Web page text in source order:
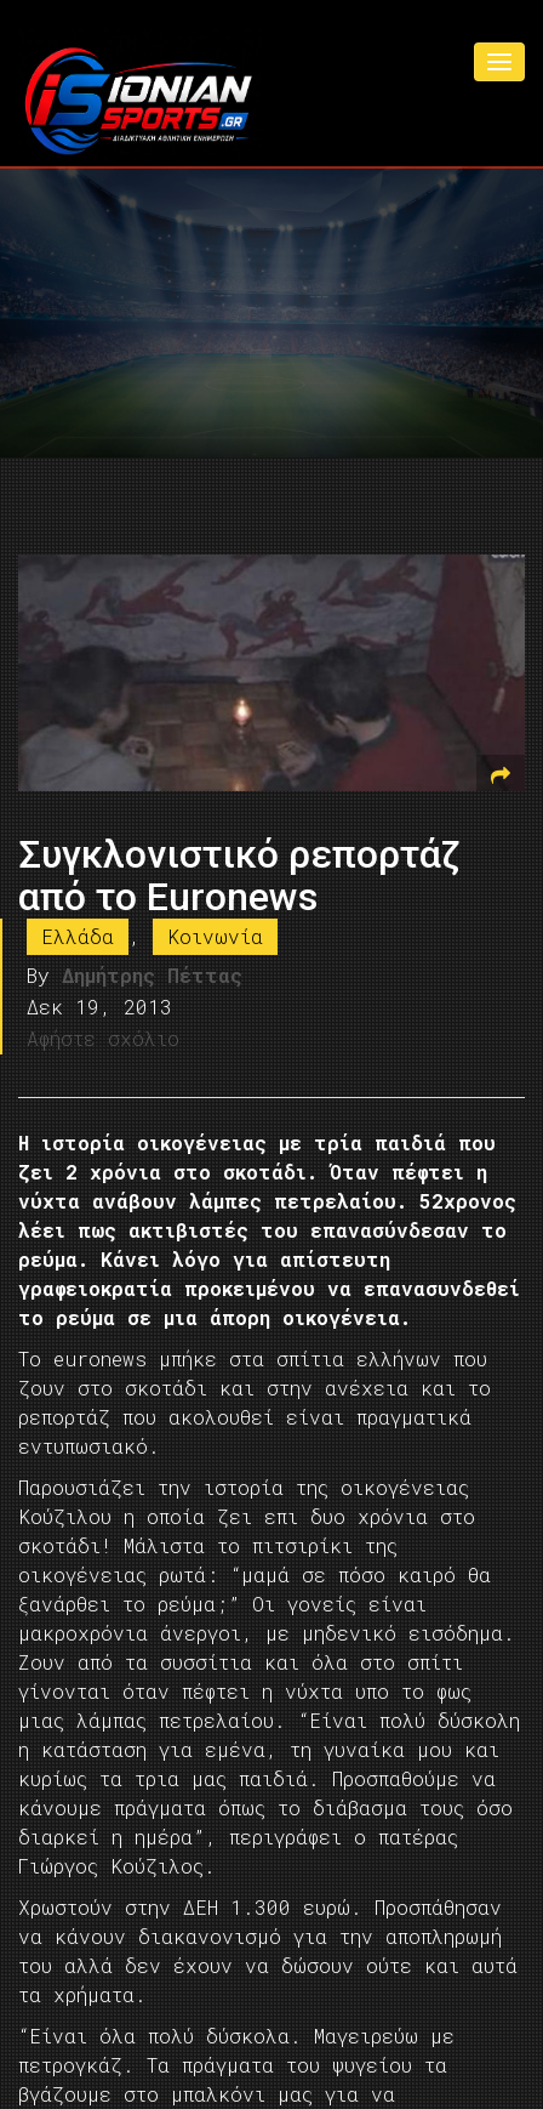
Συγκλονιστικό ρεπορτάζ
από το Euronews
Ελλάδα ,
Κοινωνία
By Δημήτρης Πέττας
Δεκ 19, 2013
Αφήστε σχόλιο
Η ιστορία οικογένειας με τρία παιδιά που
ζει 2 χρόνια στο σκοτάδι. Όταν πέφτει η
νύχτα ανάβουν λάμπες πετρελαίου. 52χρονος
λέει πως ακτιβιστές του επανασύνδεσαν το
ρεύμα. Κάνει λόγο για απίστευτη
γραφειοκρατία προκειμένου να επανασυνδεθεί
το ρεύμα σε μια άπορη οικογένεια.
Το euronews μπήκε στα σπίτια ελλήνων που
ζουν στο σκοτάδι και στην ανέχεια και το
ρεπορτάζ που ακολουθεί είναι πραγματικά
εντυπωσιακό.
Παρουσιάζει την ιστορία της οικογένειας
Κούζιλου η οποία ζει επι δυο χρόνια στο
σκοτάδι! Μάλιστα το πιτσιρίκι της
οικογένειας ρωτά: “μαμά σε πόσο καιρό θα
ξανάρθει το ρεύμα;” Οι γονείς είναι
μακροχρόνια άνεργοι, με μηδενικό εισόδημα.
Ζουν από τα συσσίτια και όλα στο σπίτι
γίνονται όταν πέφτει η νύχτα υπο το φως
μιας λάμπας πετρελαίου. “Eίναι πολύ δύσκολη
η κατάσταση για εμένα, τη γυναίκα μου και
κυρίως τα τρια μας παιδιά. Προσπαθούμε να
κάνουμε πράγματα όπως το διάβασμα τους όσο
διαρκεί η ημέρα”, περιγράφει ο πατέρας
Γιώργος Κούζιλος.
Χρωστούν στην ΔΕΗ 1.300 ευρώ. Προσπάθησαν
να κάνουν διακανονισμό για την αποπληρωμή
του αλλά δεν έχουν να δώσουν ούτε και αυτά
τα χρήματα.
“Είναι όλα πολύ δύσκολα. Μαγειρεύω με
πετρογκάζ. Τα πράγματα του ψυγείου τα
βγάζουμε στο μπαλκόνι μας για να